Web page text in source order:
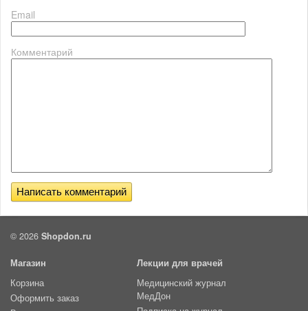
Email
Комментарий
© 2026 Shopdon.ru
Магазин
Корзина
Оформить заказ
Лекции для врачей
Медицинский журнал
МедДон